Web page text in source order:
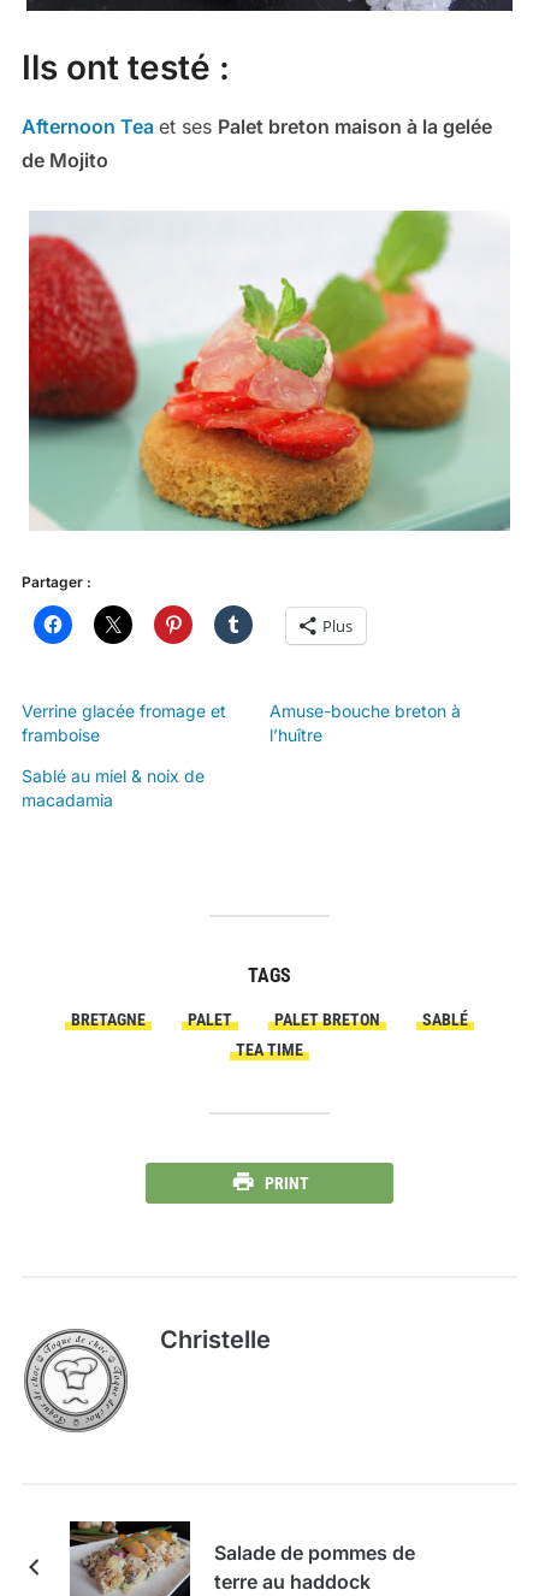
Ils ont testé :
Afternoon Tea et ses Palet breton maison à la gelée
de Mojito
Partager :
Plus
Verrine glacée fromage et
framboise
Amuse-bouche breton à
l’huître
Sablé au miel & noix de
macadamia
TAGS
BRETAGNE PALET PALET BRETON
SABLÉ
TEA TIME
PRINT
Christelle
Salade de pommes de
terre au haddock